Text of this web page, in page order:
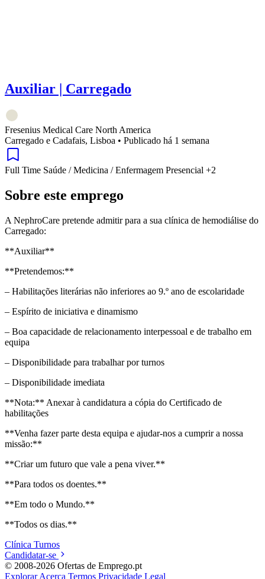
Auxiliar | Carregado
Fresenius Medical Care North America
Carregado e Cadafais, Lisboa • Publicado há 1 semana
Full Time Saúde / Medicina / Enfermagem Presencial +2
Sobre este emprego
A NephroCare pretende admitir para a sua clínica de hemodiálise do
Carregado:
**Auxiliar**
**Pretendemos:**
– Habilitações literárias não inferiores ao 9.º ano de escolaridade
– Espírito de iniciativa e dinamismo
– Boa capacidade de relacionamento interpessoal e de trabalho em
equipa
– Disponibilidade para trabalhar por turnos
– Disponibilidade imediata
**Nota:** Anexar à candidatura a cópia do Certificado de
habilitações
**Venha fazer parte desta equipa e ajudar-nos a cumprir a nossa
missão:**
**Criar um futuro que vale a pena viver.**
**Para todos os doentes.**
**Em todo o Mundo.**
**Todos os dias.**
Clínica Turnos
Candidatar-se
© 2008-2026 Ofertas de Emprego.pt
ExplorarAcerca Termos Privacidade Legal